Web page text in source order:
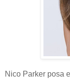
Nico Parker posa